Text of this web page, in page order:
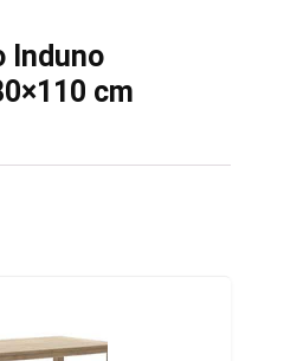
Induno
cm